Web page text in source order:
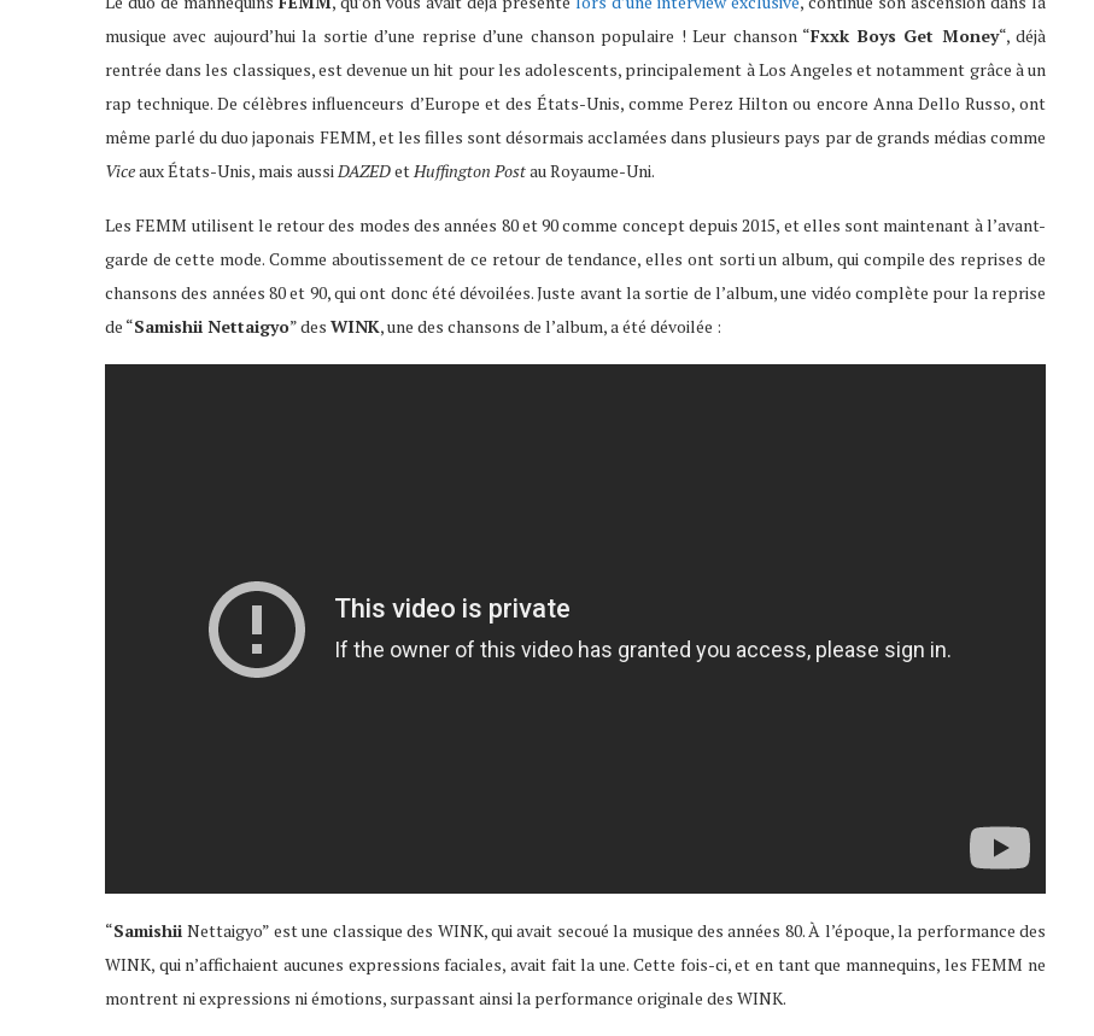
musique avec aujourd’hui la sortie d’une reprise d’une chanson populaire ! Leur chanson “Fxxk Boys Get Money“, déjà
rentrée dans les classiques, est devenue un hit pour les adolescents, principalement à Los Angeles et notamment grâce à un
rap technique. De célèbres influenceurs d’Europe et des États-Unis, comme Perez Hilton ou encore Anna Dello Russo, ont
même parlé du duo japonais FEMM, et les filles sont désormais acclamées dans plusieurs pays par de grands médias comme
Viceaux États-Unis, mais aussiDAZEDetHuffington Postau Royaume-Uni.
Les FEMM utilisent le retour des modes des années 80 et 90 comme concept depuis 2015, et elles sont maintenant à l’avant-
garde de cette mode. Comme aboutissement de ce retour de tendance, elles ont sorti un album, qui compile des reprises de
chansons des années 80 et 90, qui ont donc été dévoilées. Juste avant la sortie de l’album, une vidéo complète pour la reprise
de “Samishii Nettaigyo” des WINK, une des chansons de l’album, a été dévoilée :
“SamishiiNettaigyo” est une classique des WINK, qui avait secoué la musique des années 80. À l’époque, la performance des
WINK, qui n’affichaient aucunes expressions faciales, avait fait la une. Cette fois-ci, et en tant que mannequins, les FEMM ne
montrent ni expressions ni émotions, surpassant ainsi la performance originale des WINK.